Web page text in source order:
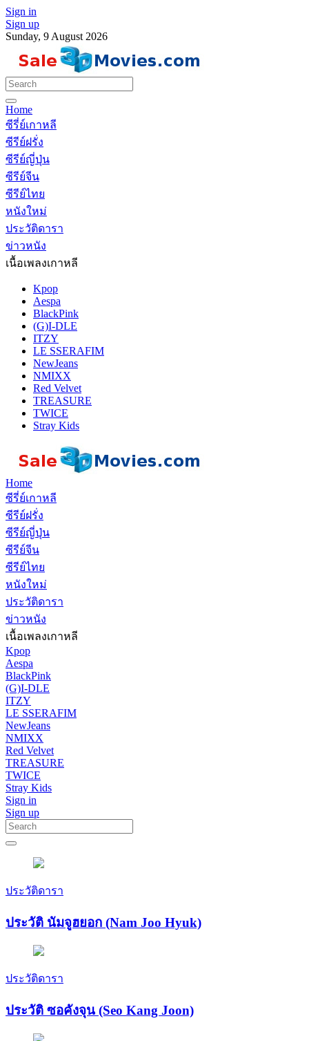
Sign in
Sign up
Sunday, 9 August 2026
Home
ซีรี่ย์เกาหลี
ซีรีย์ฝรั่ง
ซีรีย์ญี่ปุ่น
ซีรีย์จีน
ซีรีย์ไทย
หนังใหม่
ประวัติดารา
ข่าวหนัง
เนื้อเพลงเกาหลี
Kpop
Aespa
BlackPink
(G)I-DLE
ITZY
LE SSERAFIM
NewJeans
NMIXX
Red Velvet
TREASURE
TWICE
Stray Kids
Home
ซีรี่ย์เกาหลี
ซีรีย์ฝรั่ง
ซีรีย์ญี่ปุ่น
ซีรีย์จีน
ซีรีย์ไทย
หนังใหม่
ประวัติดารา
ข่าวหนัง
เนื้อเพลงเกาหลี
Kpop
Aespa
BlackPink
(G)I-DLE
ITZY
LE SSERAFIM
NewJeans
NMIXX
Red Velvet
TREASURE
TWICE
Stray Kids
Sign in
Sign up
ประวัติดารา
ประวัติ นัมจูฮยอก (Nam Joo Hyuk)
ประวัติดารา
ประวัติ ซอคังจุน (Seo Kang Joon)